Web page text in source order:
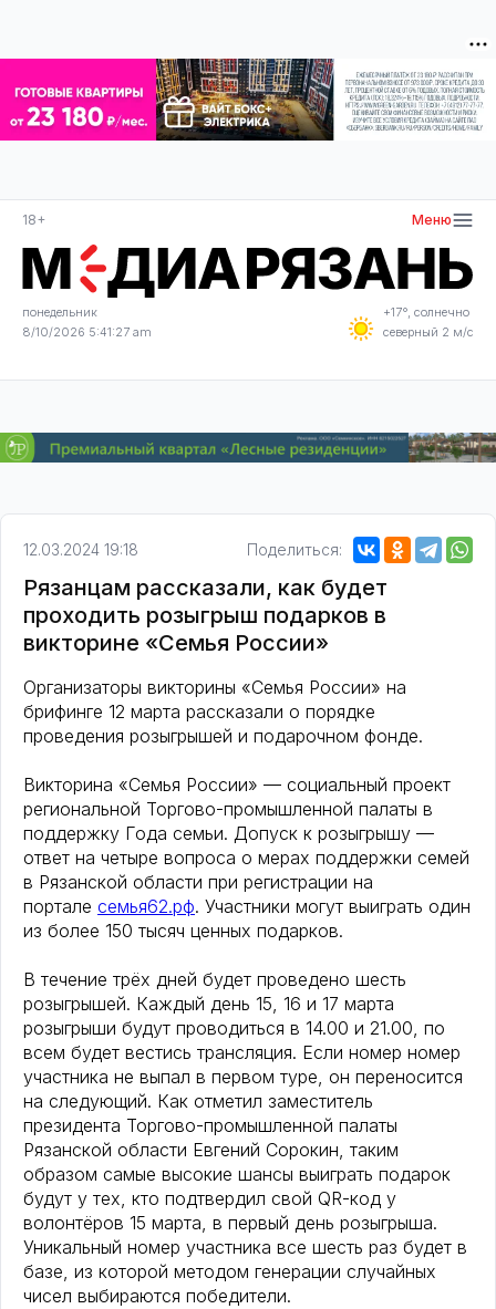
18+ Меню
понедельник
8/10/2026 5:41:27 am
+17°, солнечно
северный 2 м/с
12.03.2024 19:18 Поделиться:
Рязанцам рассказали, как будет
проходить розыгрыш подарков в
викторине «Семья России»
Организаторы викторины «Семья России» на
брифинге 12 марта рассказали о порядке
проведения розыгрышей и подарочном фонде.
Викторина «Семья России» — социальный проект
региональной Торгово-промышленной палаты в
поддержку Года семьи. Допуск к розыгрышу —
ответ на четыре вопроса о мерах поддержки семей
в Рязанской области при регистрации на
портале семья62.рф. Участники могут выиграть один
из более 150 тысяч ценных подарков.
В течение трёх дней будет проведено шесть
розыгрышей. Каждый день 15, 16 и 17 марта
розыгрыши будут проводиться в 14.00 и 21.00, по
всем будет вестись трансляция. Если номер номер
участника не выпал в первом туре, он переносится
на следующий. Как отметил заместитель
президента Торгово-промышленной палаты
Рязанской области Евгений Сорокин, таким
образом самые высокие шансы выиграть подарок
будут у тех, кто подтвердил свой QR-код у
волонтёров 15 марта, в первый день розыгрыша.
Уникальный номер участника все шесть раз будет в
базе, из которой методом генерации случайных
чисел выбираются победители.